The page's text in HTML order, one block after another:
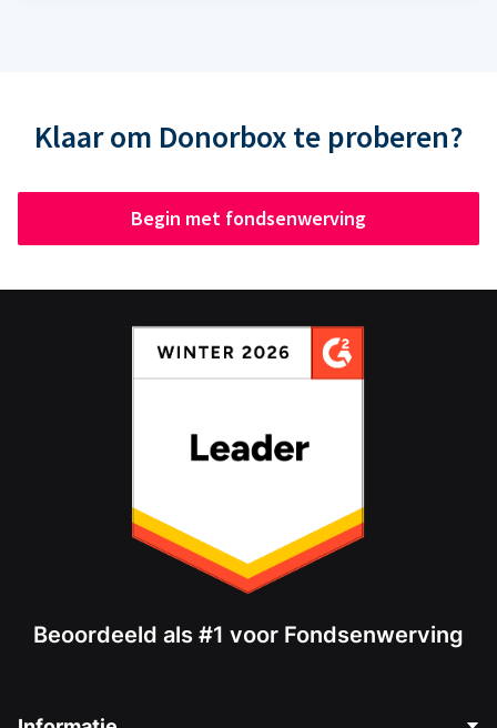
Klaar om Donorbox te proberen?
Begin met fondsenwerving
Beoordeeld als #1 voor Fondsenwerving